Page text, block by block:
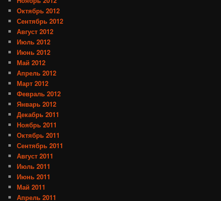
Октябрь 2012
Сентябрь 2012
Август 2012
Июль 2012
Июнь 2012
Май 2012
Апрель 2012
Март 2012
Февраль 2012
Январь 2012
Декабрь 2011
Ноябрь 2011
Октябрь 2011
Сентябрь 2011
Август 2011
Июль 2011
Июнь 2011
Май 2011
Апрель 2011